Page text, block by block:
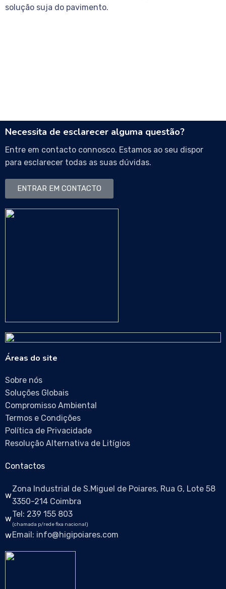
solução suja do pavimento.
Necessita de esclarecer alguma questão?
Entre em contacto connosco. Estamos ao seu dispor
para esclarecer todas as suas dúvidas.
ENTRAR EM CONTACTO
Áreas do site
Sobre nós
Soluções Globais
Compromisso Ambiental
Termos e Condições
Política de Privacidade
Resolução Alternativa de Litígios
Contactos
Zona Industrial de S.Miguel de Poiares, Rua G, Lote 58
3350-214 Coimbra
Tel: 239 155 803
(chamada p/rede fixa nacional)
Email: info@higipoiares.com